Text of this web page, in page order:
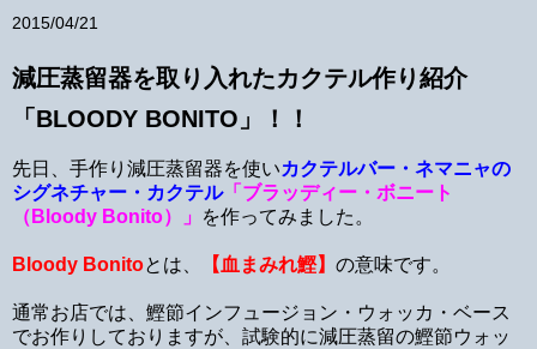
2015/04/21
減圧蒸留器を取り入れたカクテル作り紹介
「BLOODY BONITO」！！
先日、手作り減圧蒸留器を使いカクテルバー・ネマニャの
シグネチャー・カクテル「ブラッディー・ボニート
（Bloody Bonito）」 を作ってみました。
Bloody Bonitoとは、 【血まみれ鰹】 の意味です。
通常お店では、鰹節インフュージョン・ウォッカ・ベース
でお作りしておりますが、試験的に減圧蒸留の鰹節ウォッ